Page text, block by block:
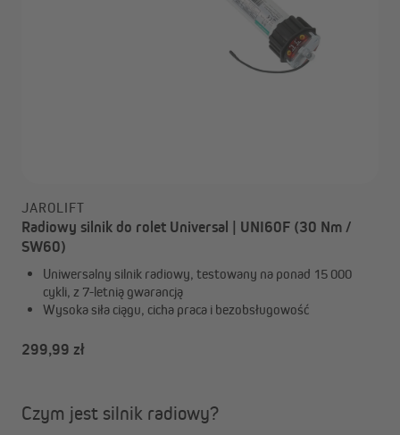
JAROLIFT
Radiowy silnik do rolet Universal | UNI60F (30 Nm /
SW60)
Uniwersalny silnik radiowy, testowany na ponad 15 000
cykli, z 7-letnią gwarancją
Wysoka siła ciągu, cicha praca i bezobsługowość
299,99 zł
Czym jest silnik radiowy?